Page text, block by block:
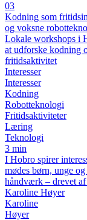
03
Kodning som
og voksne
Lokale workshops i
at udforske kodning
fritidsaktivitet
Interesser
Interesser
Kodning
Robotteknologi
Fritidsaktiviteter
Læring
Teknologi
3 min
I Hobro spirer
mødes børn, unge
håndværk – drevet
Karoline Høyer
Karoline
Høyer